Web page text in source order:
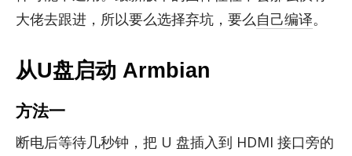
大佬去跟进，所以要么选择弃坑，要么自己编译。
从U盘启动 Armbian
方法一
断电后等待几秒钟，把 U 盘插入到 HDMI 接口旁的